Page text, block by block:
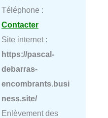
Téléphone :
Contacter
Site internet :
https://pascal-
debarras-
encombrants.busi
ness.site/
Enlèvement des